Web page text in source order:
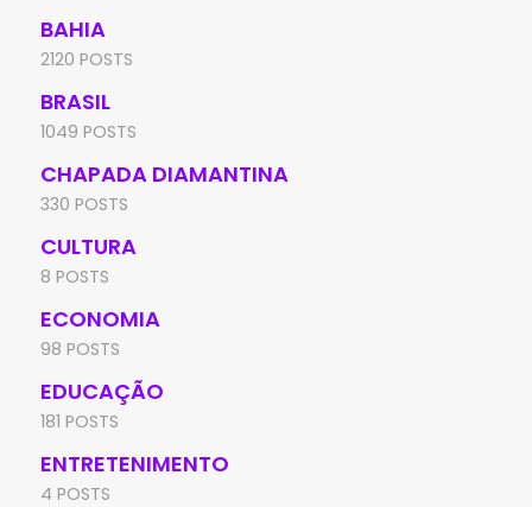
BAHIA
2120 POSTS
BRASIL
1049 POSTS
CHAPADA DIAMANTINA
330 POSTS
CULTURA
8 POSTS
ECONOMIA
98 POSTS
EDUCAÇÃO
181 POSTS
ENTRETENIMENTO
4 POSTS